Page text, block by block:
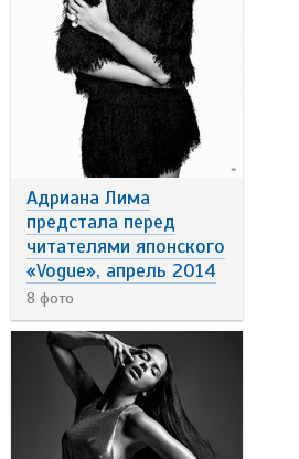
Адриана Лима
предстала перед
читателями японского
«Vogue», апрель 2014
8 фото